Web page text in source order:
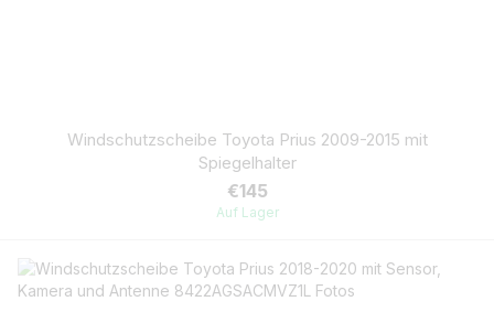
Windschutzscheibe Toyota Prius 2009-2015 mit
Spiegelhalter
€145
Auf Lager